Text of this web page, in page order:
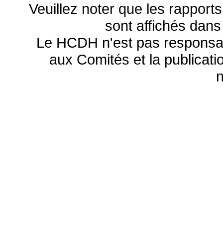
Veuillez noter que les
sont affichés
Le HCDH n'est pas
aux Comités et la